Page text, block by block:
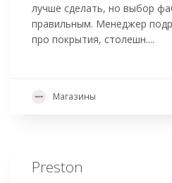
лучше сделать, но выбор
правильным. Менеджер
про покрытия, столешн....
Магазины
Preston